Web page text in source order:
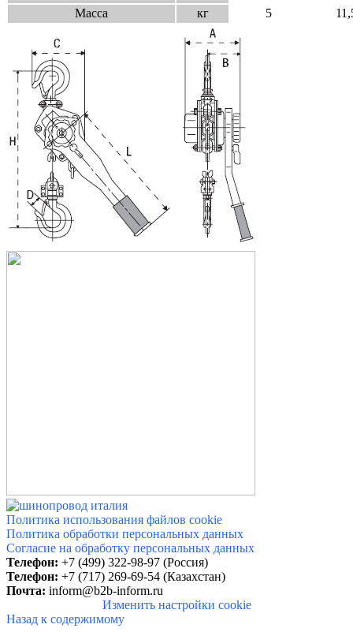
Масса
кг 5
Политика использования файлов cookie
Политика обработки персональных данных
Согласие на обработку персональных данных
Телефон: +7 (499) 322-98-97 (Россия)
Телефон: +7 (717) 269-69-54 (Казахстан)
Почта: inform@b2b-inform.ru
Изменить настройки cookie
Назад к содержимому